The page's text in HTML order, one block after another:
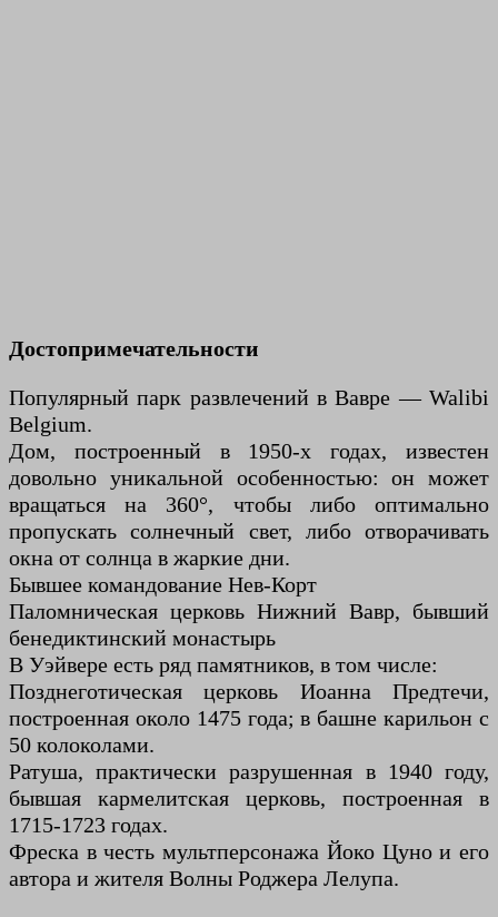
Достопримечательности
Популярный парк развлечений в Вавре — Walibi
Belgium.
Дом, построенный в 1950-х годах, известен
довольно уникальной особенностью: он может
вращаться на 360°, чтобы либо оптимально
пропускать солнечный свет, либо отворачивать
окна от солнца в жаркие дни.
Бывшее командование Нев-Корт
Паломническая церковь Нижний Вавр, бывший
бенедиктинский монастырь
В Уэйвере есть ряд памятников, в том числе:
Позднеготическая церковь Иоанна Предтечи,
построенная около 1475 года; в башне карильон с
50 колоколами.
Ратуша, практически разрушенная в 1940 году,
бывшая кармелитская церковь, построенная в
1715-1723 годах.
Фреска в честь мультперсонажа Йоко Цуно и его
автора и жителя Волны Роджера Лелупа.